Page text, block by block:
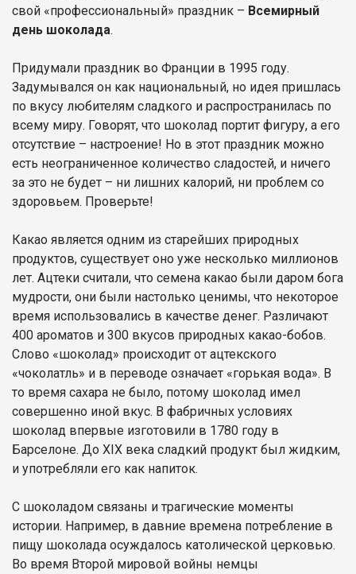
свой «профессиональный» праздник – Всемирный
день шоколада.
Придумали праздник во Франции в 1995 году.
Задумывался он как национальный, но идея пришлась
по вкусу любителям сладкого и распространилась по
всему миру. Говорят, что шоколад портит фигуру, а его
отсутствие – настроение! Но в этот праздник можно
есть неограниченное количество сладостей, и ничего
за это не будет – ни лишних калорий, ни проблем со
здоровьем. Проверьте!
Какао является одним из старейших природных
продуктов, существует оно уже несколько миллионов
лет. Ацтеки считали, что семена какао были даром бога
мудрости, они были настолько ценимы, что некоторое
время использовались в качестве денег. Различают
400 ароматов и 300 вкусов природных какао-бобов.
Слово «шоколад» происходит от ацтекского
«чоколатль» и в переводе означает «горькая вода». В
то время сахара не было, потому шоколад имел
совершенно иной вкус. В фабричных условиях
шоколад впервые изготовили в 1780 году в
Барселоне. До XIX века сладкий продукт был жидким,
и употребляли его как напиток.
С шоколадом связаны и трагические моменты
истории. Например, в давние времена потребление в
пищу шоколада осуждалось католической церковью.
Во время Второй мировой войны немцы